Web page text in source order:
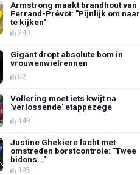
Armstrong maakt brandhout van
Ferrand-Prévot: "Pijnlijk om naar
te kijken"
240
Gigant dropt absolute bom in
vrouwenwielrennen
62
Vollering moet iets kwijt na
'verlossende' etappezege
143
Justine Ghekiere lacht met
omstreden borstcontrole: "Twee
bidons..."
195